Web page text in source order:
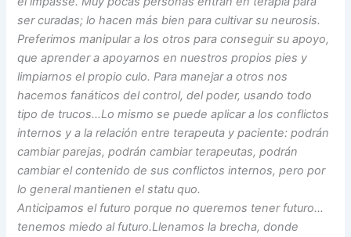
ser curadas; lo hacen más bien para cultivar su neurosis.
Preferimos manipular a los otros para conseguir su apoyo,
que aprender a apoyarnos en nuestros propios pies y
limpiarnos el propio culo. Para manejar a otros nos
hacemos fanáticos del control, del poder, usando todo
tipo de trucos…Lo mismo se puede aplicar a los conflictos
internos y a la relación entre terapeuta y paciente: podrán
cambiar parejas, podrán cambiar terapeutas, podrán
cambiar el contenido de sus conflictos internos, pero por
lo general mantienen el statu quo.
Anticipamos el futuro porque no queremos tener futuro…
tenemos miedo al futuro.Llenamos la brecha, donde